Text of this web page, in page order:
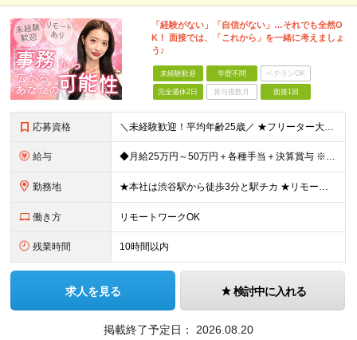
「経験がない」「自信がない」…それでも全然O
K！ 面接では、「これから」を一緒に考えましょ
う♪
未経験歓迎 学歴不問 ベテランOK
完全週休2日 賞与複数月 面接1回
応募資格 ＼未経験歓迎！平均年齢25歳／ ★フリーター大歓迎 ★第二新卒歓迎 ★学歴不問 ＼100％ポテンシャル採用を実施！／ タイピングやofficeソフトなど、スキル・経験は一切問いません。 実際、今活躍
給与 ◆月給25万円～50万円＋各種手当＋決算賞与 ※経験・能力を考慮の上、決定します。 ※上記金額には固定残業代（22時間分／3万5200円～）を含む。超過分は別途全額支給。 ★各種手当が充実！ ・決
勤務地 ★本社は渋谷駅から徒歩3分と駅チカ ★リモートワークOK！ ★転勤はありません ★U・Iターン歓迎！ 【本社】 東京都渋谷区渋谷3-6-3 渋谷363清水ビル7F (変更の範囲)上記を除く当社関連
働き方 リモートワークOK
残業時間 10時間以内
求人を見る 検討中に入れる
掲載終了予定日： 2026.08.20